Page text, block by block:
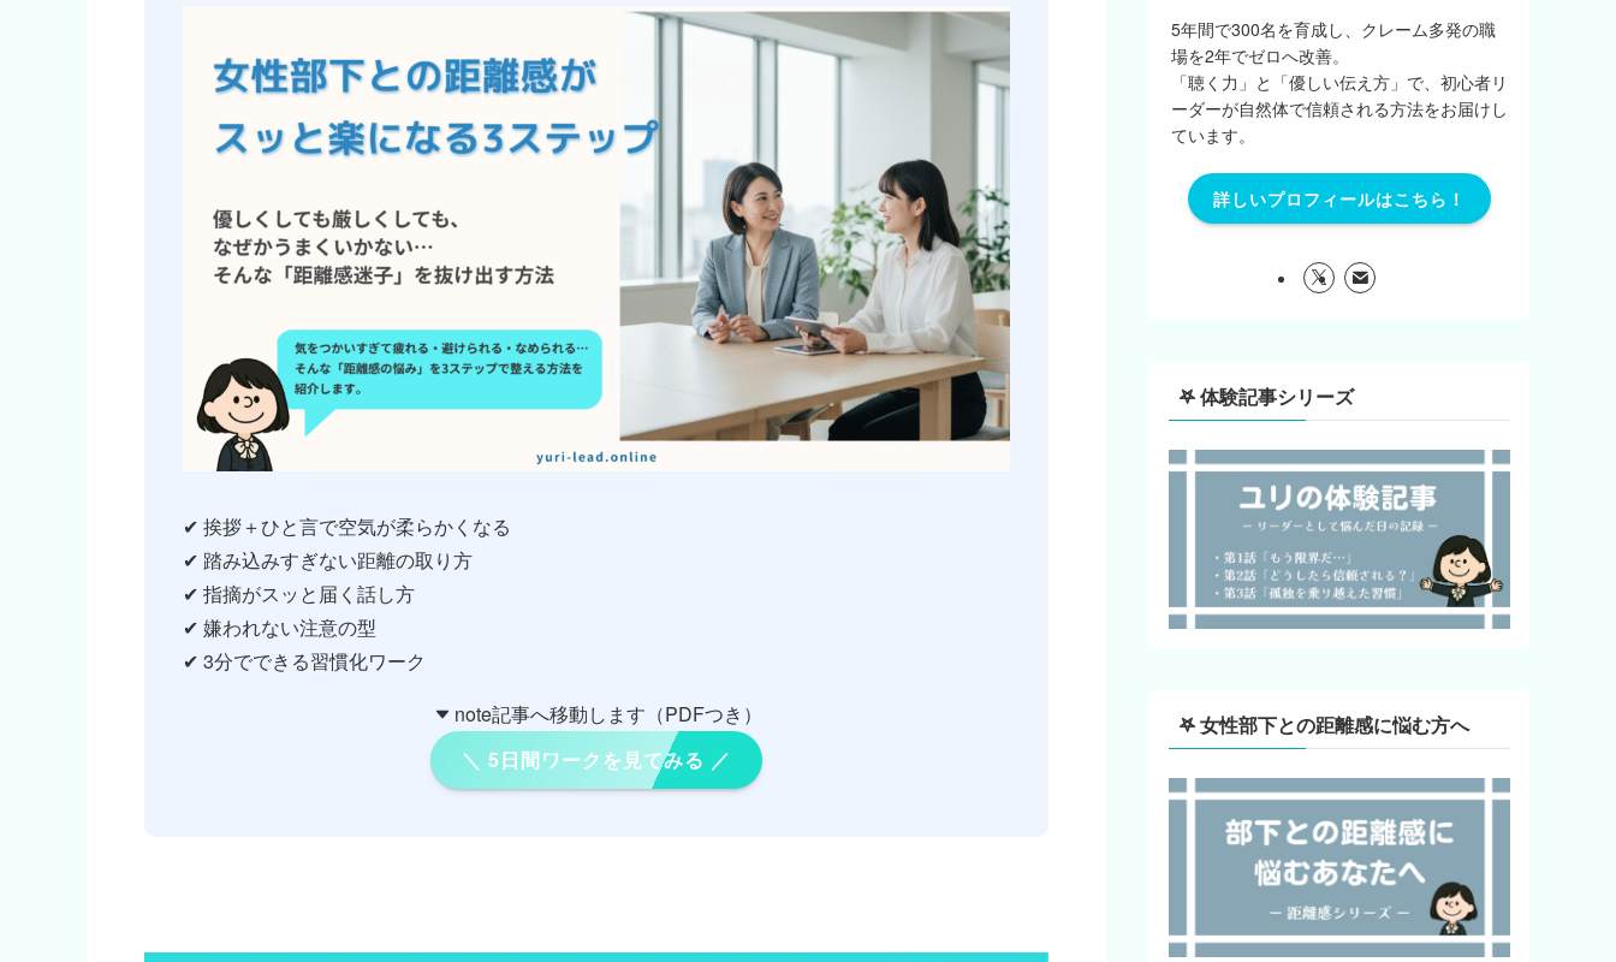
✔ 挨拶＋ひと言で空気が柔らかくなる
✔ 踏み込みすぎない距離の取り方
✔ 指摘がスッと届く話し方
✔ 嫌われない注意の型
✔ 3分でできる習慣化ワーク
note記事へ移動します（PDFつき）
＼ 5日間ワークを見てみる ／
5年間で300名を育成し、クレーム多発の職
場を2年でゼロへ改善。
「聴く力」と「優しい伝え方」で、初心者リ
ーダーが自然体で信頼される方法をお届けし
ています。
詳しいプロフィールはこちら！
𖤐 体験記事シリーズ
‎𖤐 女性部下との距離感に悩む方へ